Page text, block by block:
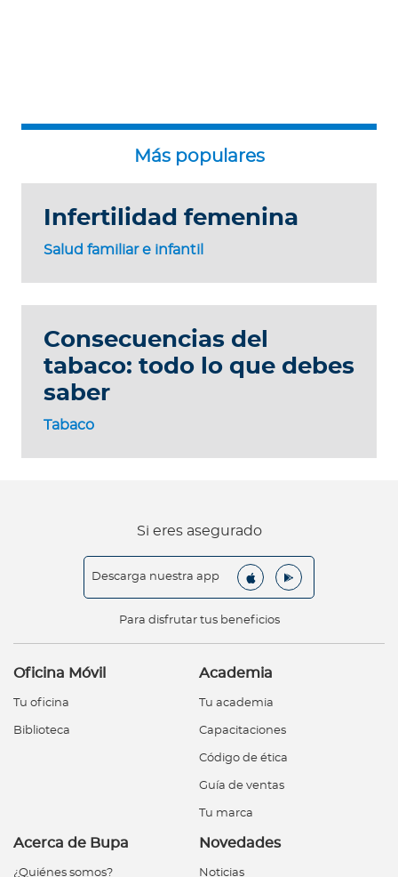
Salud familiar e infantil
Infertilidad femenina
Tabaco
Consecuencias del
tabaco: todo lo que debes
saber
Si eres asegurado
Descarga nuestra app
Para disfrutar tus beneficios
Oficina Móvil
Tu oficina
Biblioteca
Academia
Tu academia
Capacitaciones
Código de ética
Guía de ventas
Tu marca
Acerca de Bupa
¿Quiénes somos?
Novedades
Noticias